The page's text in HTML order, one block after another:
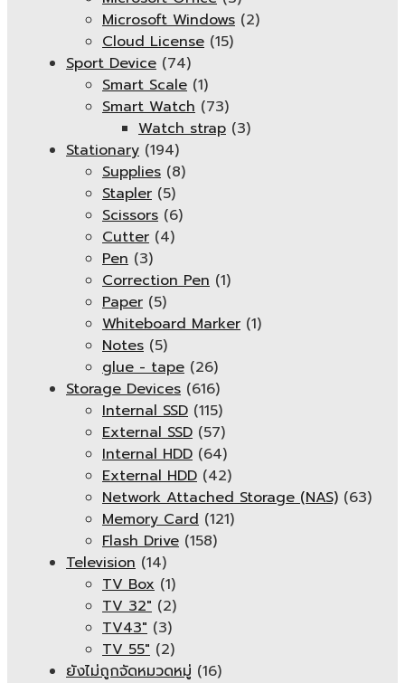
Microsoft Windows (2)
Cloud License (15)
Sport Device (74)
Smart Scale (1)
Smart Watch (73)
Watch strap (3)
Stationary (194)
Supplies (8)
Stapler (5)
Scissors (6)
Cutter (4)
Pen (3)
Correction Pen (1)
Paper (5)
Whiteboard Marker (1)
Notes (5)
glue - tape (26)
Storage Devices (616)
Internal SSD (115)
External SSD (57)
Internal HDD (64)
External HDD (42)
Network Attached Storage (NAS) (63)
Memory Card (121)
Flash Drive (158)
Television (14)
TV Box (1)
TV 32" (2)
TV43" (3)
TV 55" (2)
ยังไม่ถูกจัดหมวดหมู่ (16)